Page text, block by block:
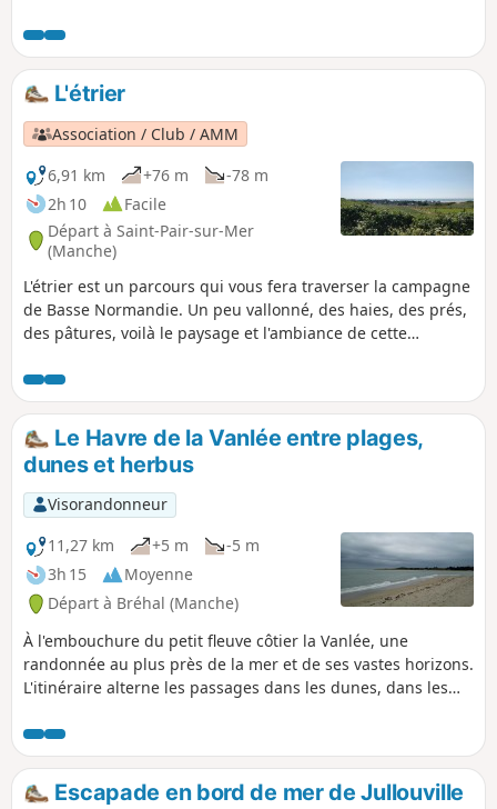
anciennes maisons de pierre joliment
fleuries, et granges abandonnées où la
nature reprend ses droits. Le charme
(hélas) est trop souvent rompu par
l'apparition récente de grandes
habitations contemporaines parfois
quelque peu prétentieuses.
L'étrier
Association / Club / AMM
6,91 km
+76 m
-78 m
2h 10
Facile
Départ à Saint-Pair-sur-Mer
(Manche)
L'étrier est un parcours qui vous fera traverser la campagne
de Basse Normandie. Un peu vallonné, des haies, des prés,
des pâtures, voilà le paysage et l'ambiance de cette
Le Havre de la Vanlée entre plages,
dunes et herbus
Visorandonneur
11,27 km
+5 m
-5 m
3h 15
Moyenne
Départ à Bréhal (Manche)
À l'embouchure du petit fleuve côtier la Vanlée, une
randonnée au plus près de la mer et de ses vastes horizons.
L'itinéraire alterne les passages dans les dunes, dans les
plage.
Escapade en bord de mer de Jullouville